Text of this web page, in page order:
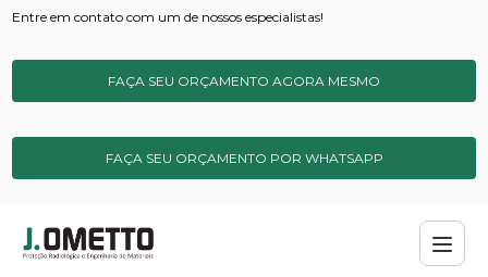
Entre em contato com um de nossos especialistas!
FAÇA SEU ORÇAMENTO AGORA MESMO
FAÇA SEU ORÇAMENTO POR WHATSAPP